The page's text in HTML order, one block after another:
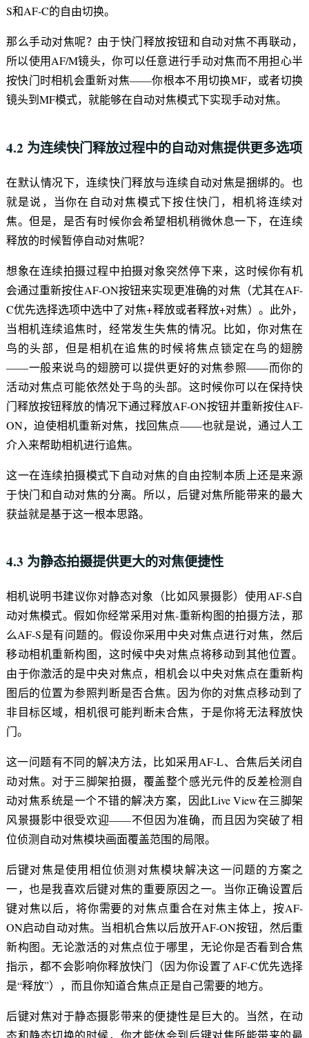
S和AF-C的自由切换。
那么手动对焦呢？由于快门释放按钮和自动对焦不再联动，
所以使用AF/M镜头，你可以任意进行手动对焦而不用担心半
按快门时相机会重新对焦——你根本不用切换MF，或者切换
镜头到MF模式，就能够在自动对焦模式下实现手动对焦。
4.2 为连续快门释放过程中的自动对焦提供更多选项
在默认情况下，连续快门释放与连续自动对焦是捆绑的。也
就是说，当你在自动对焦模式下按住快门，相机将连续对
焦。但是，是否有时候你会希望相机稍微休息一下，在连续
释放的时候暂停自动对焦呢？
想象在连续拍摄过程中拍摄对象突然停下来，这时候你有机
会通过重新按住AF-ON按钮来实现更准确的对焦（尤其在AF-
C优先选择选项中选中了对焦+释放或者释放+对焦）。此外，
当相机连续追焦时，经常发生失焦的情况。比如，你对焦在
鸟的头部，但是相机在追焦的时候将焦点锁定在鸟的翅膀
——一般来说鸟的翅膀可以提供更好的对焦参照——而你的
活动对焦点可能依然处于鸟的头部。这时候你可以在保持快
门释放按钮释放的情况下通过释放AF-ON按钮并重新按住AF-
ON，迫使相机重新对焦，找回焦点——也就是说，通过人工
介入来帮助相机进行追焦。
这一在连续拍摄模式下自动对焦的自由控制本质上还是来源
于快门和自动对焦的分离。所以，后键对焦所能带来的最大
获益就是基于这一根本思路。
4.3 为静态拍摄提供更大的对焦便捷性
相机说明书建议你对静态对象（比如风景摄影）使用AF-S自
动对焦模式。假如你经常采用对焦-重新构图的拍摄方法，那
么AF-S是有问题的。假设你采用中央对焦点进行对焦，然后
移动相机重新构图，这时候中央对焦点将移动到其他位置。
由于你激活的是中央对焦点，相机会以中央对焦点在重新构
图后的位置为参照判断是否合焦。因为你的对焦点移动到了
非目标区域，相机很可能判断未合焦，于是你将无法释放快
门。
这一问题有不同的解决方法，比如采用AF-L、合焦后关闭自
动对焦。对于三脚架拍摄，覆盖整个感光元件的反差检测自
动对焦系统是一个不错的解决方案，因此Live View在三脚架
风景摄影中很受欢迎——不但因为准确，而且因为突破了相
位侦测自动对焦模块画面覆盖范围的局限。
后键对焦是使用相位侦测对焦模块解决这一问题的方案之
一，也是我喜欢后键对焦的重要原因之一。当你正确设置后
键对焦以后，将你需要的对焦点重合在对焦主体上，按AF-
ON启动自动对焦。当相机合焦以后放开AF-ON按钮，然后重
新构图。无论激活的对焦点位于哪里，无论你是否看到合焦
指示，都不会影响你释放快门（因为你设置了AF-C优先选择
是“释放”），而且你知道合焦点正是自己需要的地方。
后键对焦对于静态摄影带来的便捷性是巨大的。当然，在动